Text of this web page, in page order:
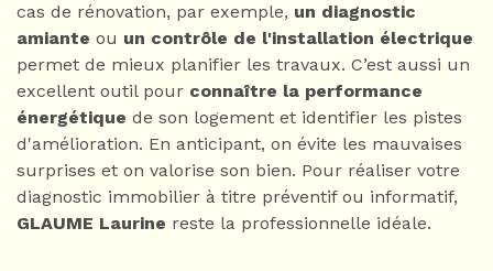
cas de rénovation, par exemple, un diagnostic
amiante ou un contrôle de l'installation électrique
permet de mieux planifier les travaux. C’est aussi un
excellent outil pour connaître la performance
énergétique de son logement et identifier les pistes
d'amélioration. En anticipant, on évite les mauvaises
surprises et on valorise son bien. Pour réaliser votre
diagnostic immobilier à titre préventif ou informatif,
GLAUME Laurine reste la professionnelle idéale.